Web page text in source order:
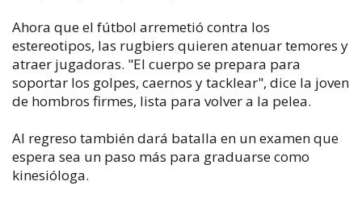
Ahora que el fútbol arremetió contra los
estereotipos, las rugbiers quieren atenuar temores y
atraer jugadoras. "El cuerpo se prepara para
soportar los golpes, caernos y tacklear", dice la joven
de hombros firmes, lista para volver a la pelea.
Al regreso también dará batalla en un examen que
espera sea un paso más para graduarse como
kinesióloga.